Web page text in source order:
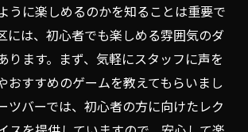
ベートを大切にしたい人におすすめ
のサービスが良い大田区のダーツ
上級者まで楽しめる東京都大田区の
うに楽しめるのかを知ることは重要で
には、初心者でも楽しめる雰囲気のダ
ります。まず、気軽にスタッフに声を
おすすめのゲームを教えてもらいまし
ツバーでは、初心者の方に向けたレク